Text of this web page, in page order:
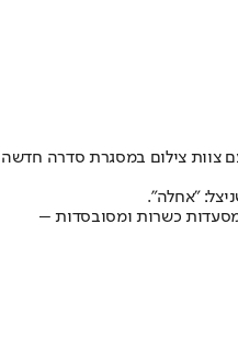
צוות צילום במסגרת סדרה חדשה
"אחלה".
הרבי מלובביץ'. בכל בתי חב"ד יש מסעדות כשרות ומסובסדות –